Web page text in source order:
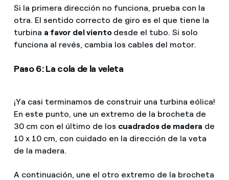
Si la primera dirección no funciona, prueba con la
otra. El sentido correcto de giro es el que tiene la
turbina a favor del vientodesde el tubo. Si solo
funciona al revés, cambia los cables del motor.
Paso 6: La cola de la veleta
¡Ya casi terminamos de construir una turbina eólica!
En este punto, une un extremo de la brocheta de
30 cm con el último de los cuadrados de madera de
10 x 10 cm, con cuidado en la dirección de la veta
de la madera.
A continuación, une el otro extremo de la brocheta